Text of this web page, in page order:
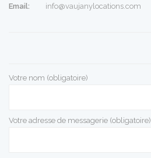
Email:
info@vaujanylocations.com
Votre nom (obligatoire)
Votre adresse de messagerie (obligatoire)